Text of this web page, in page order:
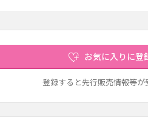
お気に入りに登
登録すると先行販売情報等が